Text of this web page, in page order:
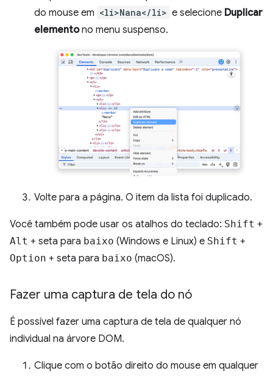
do mouse em <li>Nana</li> e selecione Duplicar
elementono menu suspenso.
Volte para a página. O item da lista foi duplicado.
Você também pode usar os atalhos do teclado: Shift +
Alt + seta para baixo (Windows e Linux) e Shift +
Option + seta para baixo (macOS).
Fazer uma captura de tela do nó
É possível fazer uma captura de tela de qualquer nó
individual na árvore DOM.
Clique com o botão direito do mouse em qualquer